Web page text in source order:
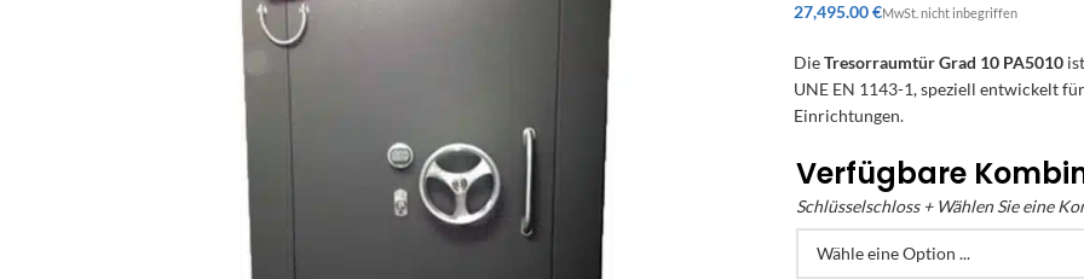
€
DieTresorraumtür Grad 10 PA5010
UNE EN 1143-1, speziell entwickelt
Einrichtungen.
Verfügbare
Schlüsselschloss + Wählen Sie eine